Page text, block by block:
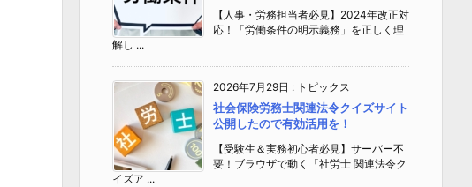
【人事・労務担当者必見】2024年改正対
応！「労働条件の明示義務」を正しく理
解し ...
2026年7月29日 : トピックス
社会保険労務士関連法令クイズサイト
公開したので有効活用を！
【受験生＆実務初心者必見】サーバー不
要！ブラウザで動く「社労士 関連法令ク
イズア ...